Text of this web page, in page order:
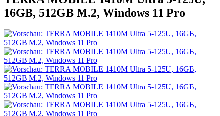
16GB, 512GB M.2, Windows 11 Pro